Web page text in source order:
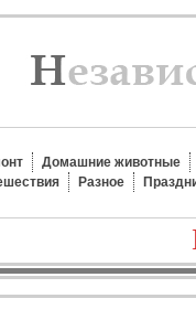
Домашние животные
Разное